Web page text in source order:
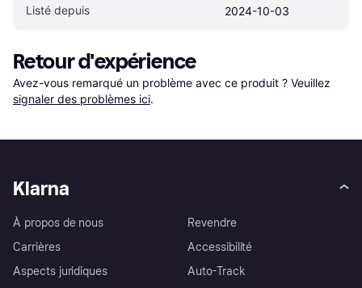
Listé depuis 2024-10-03
Retour d'expérience
Avez-vous remarqué un problème avec ce produit ? Veuillez
signaler des problèmes ici.
Klarna
À propos de nous
Carrières
Aspects juridiques
Revendre
Accessibilité
Auto-Track